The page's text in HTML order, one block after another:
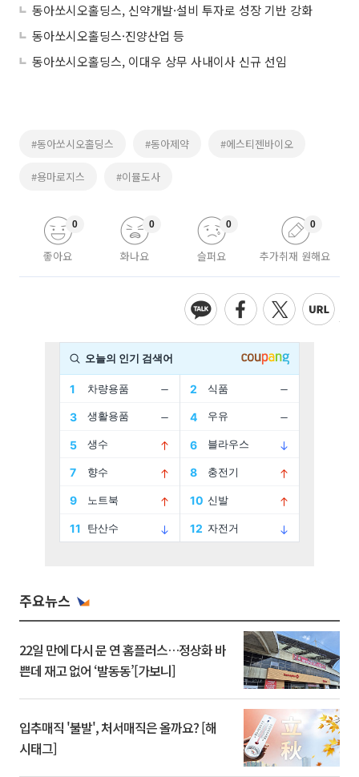
동아쏘시오홀딩스, 신약개발·설비 투자로 성장 기반 강화
동아쏘시오홀딩스·진양산업 등
동아쏘시오홀딩스, 이대우 상무 사내이사 신규 선임
#동아쏘시오홀딩스 #동아제약 #에스티젠바이오
#용마로지스 #이뮬도사
좋아요
0
화나요
0
슬퍼요
0
추가취재 원해요
0
주요뉴스
22일 만에 다시 문 연 홈플러스…정상화 바
쁜데 재고 없어 ‘발동동’[가보니]
입추매직 '불발', 처서매직은 올까요? [해
시태그]